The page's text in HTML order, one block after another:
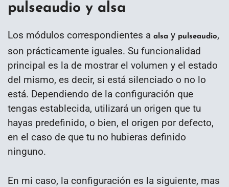
pulseaudio y alsa
Los módulos correspondientes a alsa y pulseaudio,
son prácticamente iguales. Su funcionalidad
principal es la de mostrar el volumen y el estado
del mismo, es decir, si está silenciado o no lo
está. Dependiendo de la configuración que
tengas establecida, utilizará un origen que tu
hayas predefinido, o bien, el origen por defecto,
en el caso de que tu no hubieras definido
ninguno.
En mi caso, la configuración es la siguiente, mas